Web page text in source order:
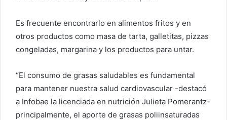
Es frecuente encontrarlo en alimentos fritos y en
otros productos como masa de tarta, galletitas, pizzas
congeladas, margarina y los productos para untar.
“El consumo de grasas saludables es fundamental
para mantener nuestra salud cardiovascular -destacó
a Infobae la licenciada en nutrición Julieta Pomerantz-
principalmente, el aporte de grasas poliinsaturadas